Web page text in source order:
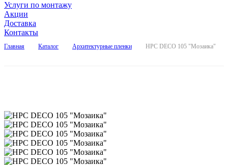
Услуги по монтажу
Акции
Доставка
Контакты
Главная Каталог Архитектурные пленки HPC DECO 105 "Мозаика"